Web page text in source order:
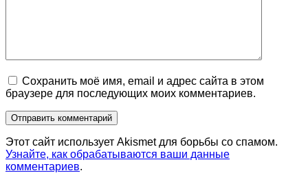
Сохранить моё имя, email и адрес сайта в этом
браузере для последующих моих комментариев.
Этот сайт использует Akismet для борьбы со спамом.
Узнайте, как обрабатываются ваши данные
комментариев.